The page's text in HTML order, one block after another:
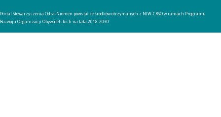
Portal Stowarzyszenia Odra-Niemen powstał ze środków otrzymanych z NIW-CRSO w ramach Programu
Rozwoju Organizacji Obywatelskich na lata 2018-2030